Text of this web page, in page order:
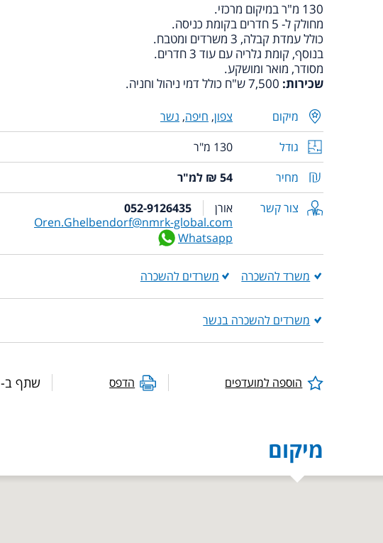
130 מ"ר במיקום מרכזי.
מחולק ל- 5 חדרים בקומת כניסה.
כולל עמדת קבלה, 3 משרדים ומטבח.
בנוסף, קומת גלריה עם עוד 3 חדרים.
מסודר, מואר ומושקע.
שכירות:
מיקום צפון, חיפה, נשר
גודל
130 מ"ר
מחיר
54 ₪ למ"ר
צור קשר
אורן
052-9126435
Oren.Ghelbendorf@nmrk-global.com
Whatsapp
משרד להשכרה משרדים להשכרה
משרדים להשכרה בנשר
הוספה למועדפים הדפס שתף ב-
מיקום